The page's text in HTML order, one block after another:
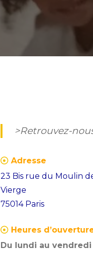
>Retrouvez-
Adresse
23 Bis rue du Moulin
Vierge
75014 Paris
Heures
Du lundi au vendredi